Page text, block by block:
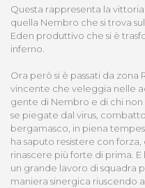
Questa rappresenta la
quella Nembro che si trova
Eden produttivo che si è
inferno.
Ora però si è passati da zona
vincente che veleggia nelle
gente di Nembro e di chi
se piegate dal virus,
bergamasco, in piena
ha saputo resistere con
rinascere più forte di prima. E
un grande lavoro di squadra
maniera sinergica riuscendo